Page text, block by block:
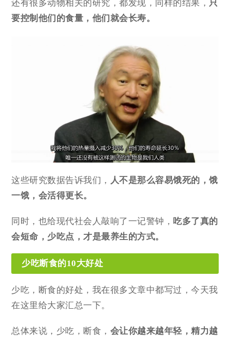
还有很多动物相关的研究，都发现，同样的结果， 只
要控制他们的食量，他们就会长寿。
这些研究数据告诉我们， 人不是那么容易饿死的，饿
一饿，会活得更长。
同时，也给现代社会人敲响了一记警钟，吃多了真的
会短命，少吃点，才是最养生的方式。
少吃断食的10大好处
少吃，断食的好处，我在很多文章中都写过，今天我
在这里给大家汇总一下。
总体来说，少吃，断食， 会让你越来越年轻，精力越